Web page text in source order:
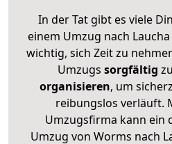
In der Tat gibt es viele
einem Umzug nach
wichtig, sich Zeit zu
Umzugs sorgfältig zu
organisieren, um
reibungslos verläuft.
Umzugsfirma kann ein
Umzug von Worms nach